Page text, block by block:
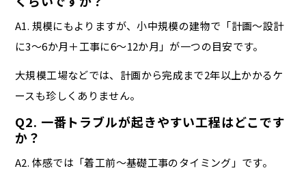
A1. 規模にもよりますが、小中規模の建物で「計画〜設計
に3〜6か月＋工事に6〜12か月」が一つの目安です。
大規模工場などでは、計画から完成まで2年以上かかるケ
ースも珍しくありません。
Q2. 一番トラブルが起きやすい工程はどこです
か？
A2. 体感では「着工前〜基礎工事のタイミング」です。